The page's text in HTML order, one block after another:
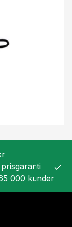
prisgaranti check
000 kunder